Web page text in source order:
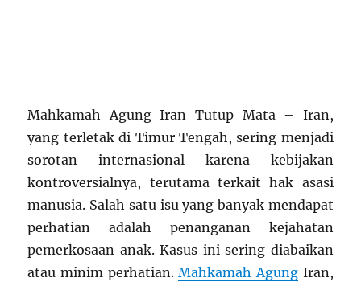
Mahkamah Agung Iran Tutup Mata – Iran,
yang terletak di Timur Tengah, sering menjadi
sorotan internasional karena kebijakan
kontroversialnya, terutama terkait hak asasi
manusia. Salah satu isu yang banyak mendapat
perhatian adalah penanganan kejahatan
pemerkosaan anak. Kasus ini sering diabaikan
atau minim perhatian.Mahkamah AgungIran,